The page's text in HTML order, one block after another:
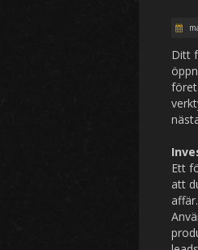
Ditt
Ett
att